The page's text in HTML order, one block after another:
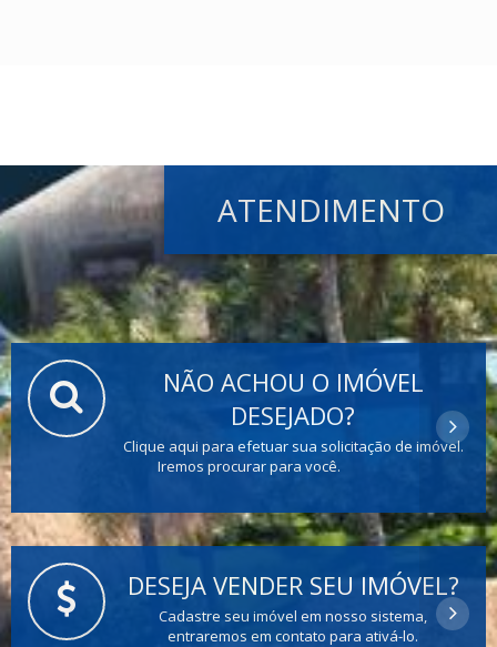
ATENDIMENTO
NÃO ACHOU O IMÓVEL
DESEJADO?
Clique aqui para efetuar sua solicitação de imóvel.
Iremos procurar para você.
DESEJA VENDER SEU IMÓVEL?
Cadastre seu imóvel em nosso sistema,
entraremos em contato para ativá-lo.